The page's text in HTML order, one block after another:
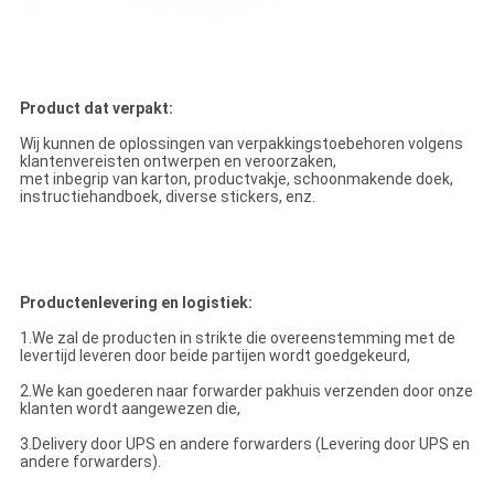
Product dat verpakt:
Wij kunnen de oplossingen van verpakkingstoebehoren volgens
klantenvereisten ontwerpen en veroorzaken,
met inbegrip van karton, productvakje, schoonmakende doek,
instructiehandboek, diverse stickers, enz.
Productenlevering en logistiek:
1.We zal de producten in strikte die overeenstemming met de
levertijd leveren door beide partijen wordt goedgekeurd,
2.We kan goederen naar forwarder pakhuis verzenden door onze
klanten wordt aangewezen die,
3.Delivery door UPS en andere forwarders (Levering door UPS en
andere forwarders).